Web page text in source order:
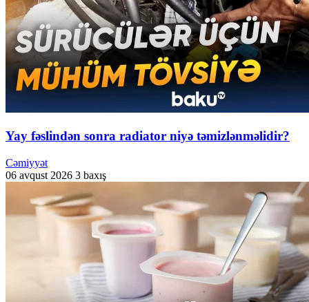
Yay fəslindən sonra radiator niyə təmizlənməlidir?
Cəmiyyət
06 avqust 2026 3 baxış